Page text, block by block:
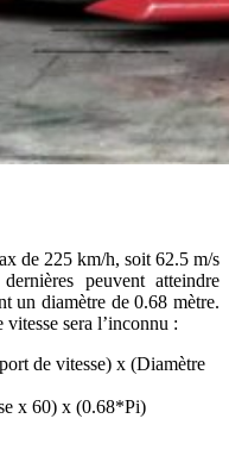
de 225 km/h, soit 62.5 m/s
peuvent atteindre
un diamètre de 0.68 mètre.
sera l’inconnu :
de vitesse) x (Diamètre
x 60) x (0.68*Pi)